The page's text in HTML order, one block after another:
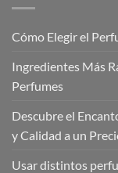
Cómo Elegir el
Ingredientes Más
Perfumes
Descubre el
y Calidad a un
Usar distintos